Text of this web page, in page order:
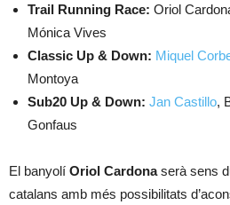
Trail Running Race: Oriol
Mónica Vives
Classic Up & Down: Miquel
Montoya
Sub20 Up & Down: Jan Castillo,
Gonfaus
El banyolí Oriol Cardonaserà sens
catalans amb més possibilitats